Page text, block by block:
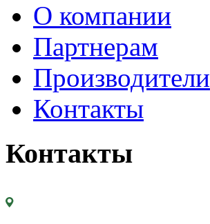
О компании
Партнерам
Производители
Контакты
Контакты